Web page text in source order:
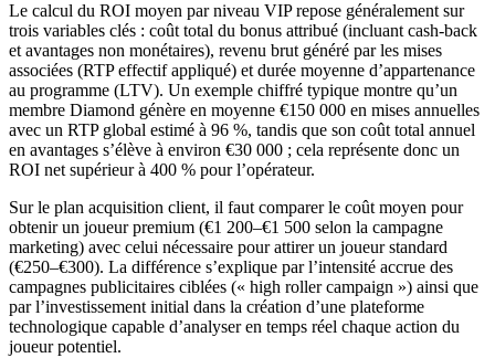
Le calcul du ROI moyen par niveau VIP repose généralement sur
trois variables clés : coût total du bonus attribué (incluant cash‑back
et avantages non monétaires), revenu brut généré par les mises
associées (RTP effectif appliqué) et durée moyenne d’appartenance
au programme (LTV). Un exemple chiffré typique montre qu’un
membre Diamond génère en moyenne €150 000 en mises annuelles
avec un RTP global estimé à 96 %, tandis que son coût total annuel
en avantages s’élève à environ €30 000 ; cela représente donc un
ROI net supérieur à 400 % pour l’opérateur.
Sur le plan acquisition client, il faut comparer le coût moyen pour
obtenir un joueur premium (€1 200–€1 500 selon la campagne
marketing) avec celui nécessaire pour attirer un joueur standard
(€250–€300). La différence s’explique par l’intensité accrue des
campagnes publicitaires ciblées (« high roller campaign ») ainsi que
par l’investissement initial dans la création d’une plateforme
technologique capable d’analyser en temps réel chaque action du
joueur potentiel.